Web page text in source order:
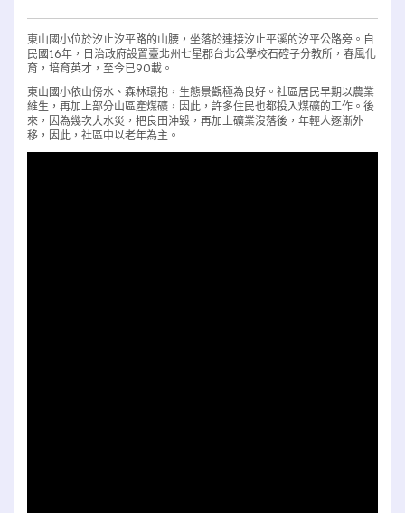
東山國小位於汐止汐平路的山腰，坐落於連接汐止平溪的汐平公路旁。自
民國16年，日治政府設置臺北州七星郡台北公學校石硿子分教所，春風化
育，培育英才，至今已90載。
東山國小依山傍水、森林環抱，生態景觀極為良好。社區居民早期以農業
維生，再加上部分山區產煤礦，因此，許多住民也都投入煤礦的工作。後
來，因為幾次大水災，把良田沖毀，再加上礦業沒落後，年輕人逐漸外
移，因此，社區中以老年為主。